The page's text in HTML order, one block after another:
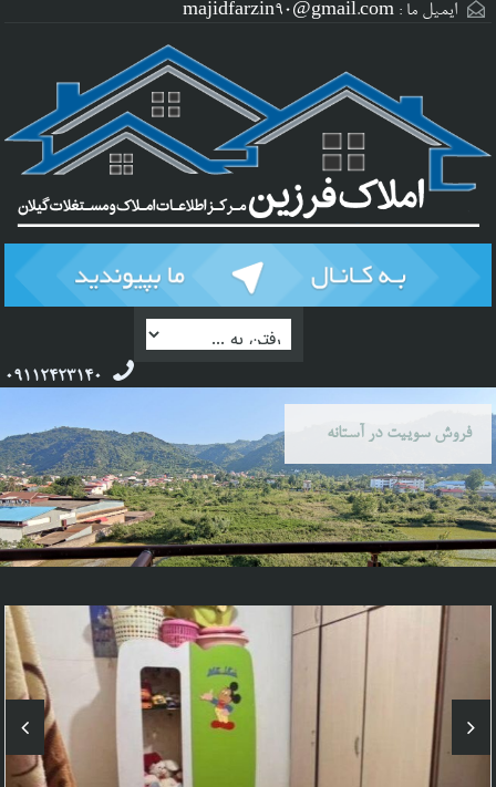
ایمیل ما : majidfarzin90@gmail.com
09112423140
فروش سوییت در آستانه